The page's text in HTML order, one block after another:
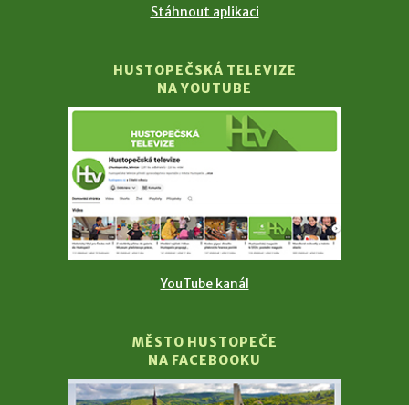
Stáhnout aplikaci
HUSTOPEČSKÁ TELEVIZE
NA YOUTUBE
YouTube kanál
MĚSTO HUSTOPEČE
NA FACEBOOKU